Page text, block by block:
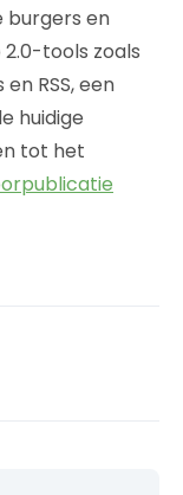
burgers en
tools zoals
RSS, een
huidige
tot het